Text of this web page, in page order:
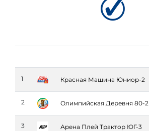
1 Красная Машина Юниор-2
2 Олимпийская Деревня 80-2
3 Арена Плей Трактор ЮГ-3